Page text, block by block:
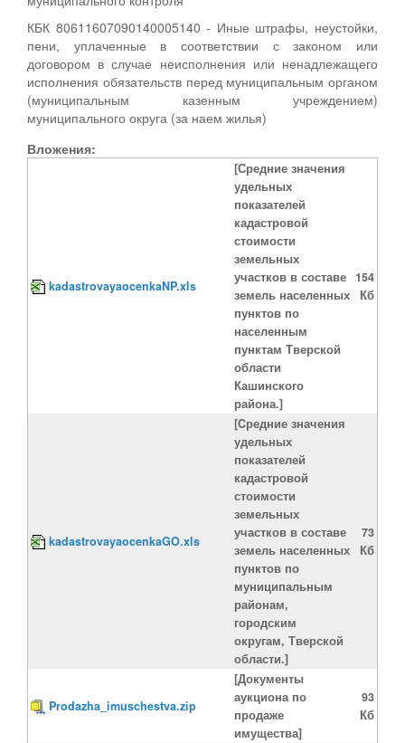
КБК 80611607090140005140 - Иные штрафы, неустойки,
пени, уплаченные в соответствии с законом или
договором в случае неисполнения или ненадлежащего
исполнения обязательств перед муниципальным органом
(муниципальным казенным учреждением)
муниципального округа (за наем жилья)
Вложения:
kadastrovayaocenkaNP.xls
[Средние значения
удельных
показателей
кадастровой
стоимости
земельных
участков в составе
земель населенных
пунктов по
населенным
пунктам Тверской
области
Кашинского
района.]
154
Кб
kadastrovayaocenkaGO.xls
[Cредние значения
удельных
показателей
кадастровой
стоимости
земельных
участков в составе
земель населенных
пунктов по
муниципальным
районам,
городским
округам, Тверской
области.]
73
Кб
Prodazha_imuschestva.zip
[Документы
аукциона по
продаже
имущества]
93
Кб